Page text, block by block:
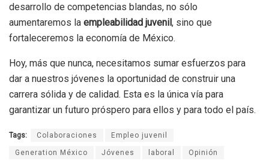
desarrollo de competencias blandas, no sólo
aumentaremos la empleabilidad juvenil , sino que
fortaleceremos la economía de México.
Hoy, más que nunca, necesitamos sumar esfuerzos para
dar a nuestros jóvenes la oportunidad de construir una
carrera sólida y de calidad. Esta es la única vía para
garantizar un futuro próspero para ellos y para todo el país.
Tags: Colaboraciones Empleo juvenil
Generation México Jóvenes laboral Opinión